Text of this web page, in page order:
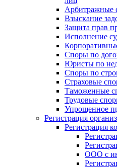
Арбитражные
Взыскание
Защита прав
Исполнение
Споры по
Юристы по
Споры по
Страховые
Таможенные
Трудовые
Упрощенное
Регистрация
Регистрация
ООО с